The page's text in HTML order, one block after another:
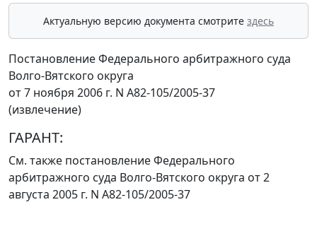
Актуальную версию документа смотрите здесь
Постановление Федерального арбитражного суда
Волго-Вятского округа
от 7 ноября 2006 г. N А82-105/2005-37
(извлечение)
ГАРАНТ:
См. также постановлениеФедерального
арбитражного суда Волго-Вятского округа от 2
августа 2005 г. N А82-105/2005-37